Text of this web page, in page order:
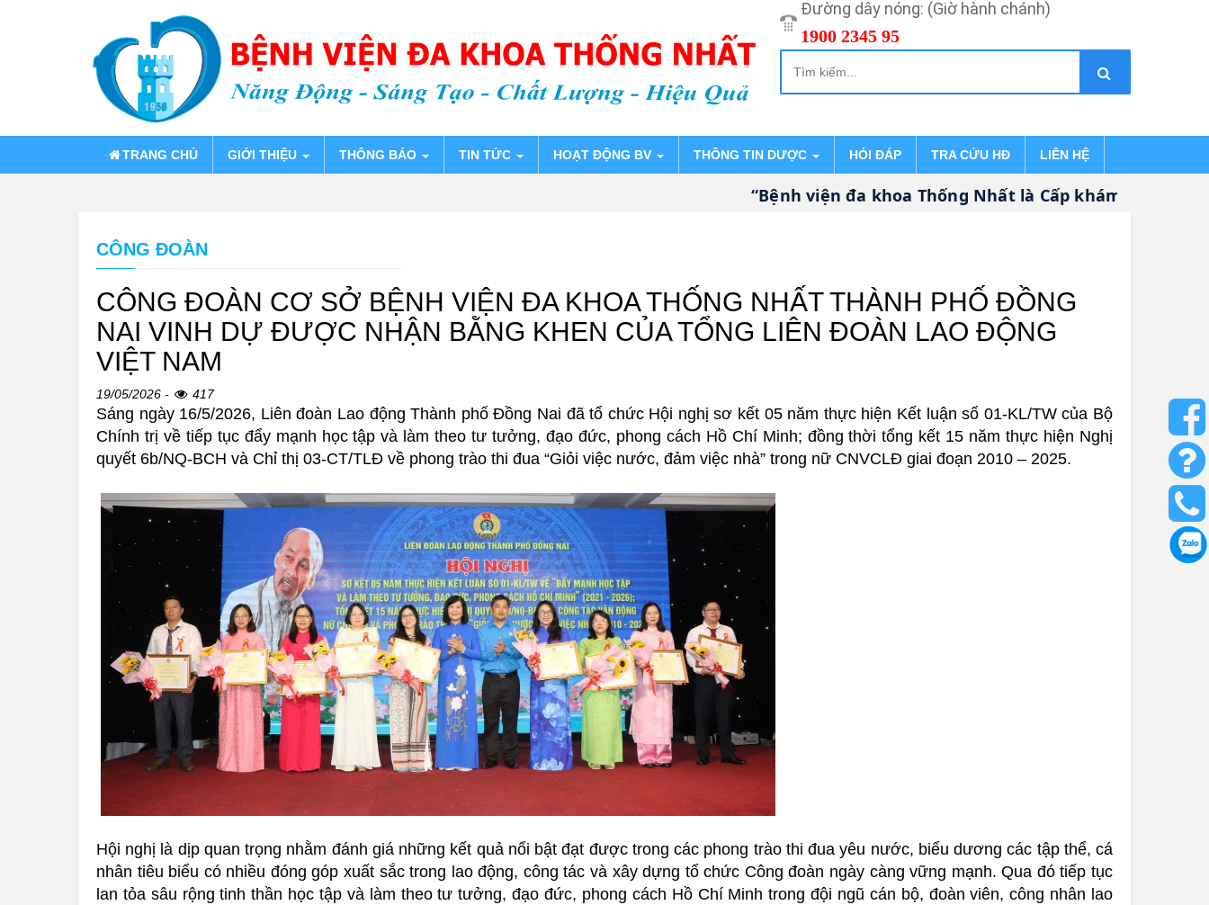
Đường dây nóng: (Giờ hành chánh)
1900 2345 95
TRANG CHỦ GIỚI THIỆU THÔNG BÁO TIN TỨC HOẠT ĐỘNG BV THÔNG TIN DƯỢC HỎI ĐÁP TRA CỨU HĐ LIÊN HỆ
“Bệnh viện đa khoa Thống Nhất là Cấp khám bệnh, chữa bệnh
CÔNG ĐOÀN
CÔNG ĐOÀN CƠ SỞ BỆNH VIỆN ĐA KHOA THỐNG NHẤT THÀNH PHỐ ĐỒNG
NAI VINH DỰ ĐƯỢC NHẬN BẰNG KHEN CỦA TỔNG LIÊN ĐOÀN LAO ĐỘNG
VIỆT NAM
19/05/2026 - 417
Sáng ngày 16/5/2026, Liên đoàn Lao động Thành phố Đồng Nai đã tổ chức Hội nghị sơ kết 05 năm thực hiện Kết luận số 01-KL/TW của Bộ
Chính trị về tiếp tục đẩy mạnh học tập và làm theo tư tưởng, đạo đức, phong cách Hồ Chí Minh; đồng thời tổng kết 15 năm thực hiện Nghị
quyết 6b/NQ-BCH và Chỉ thị 03-CT/TLĐ về phong trào thi đua “Giỏi việc nước, đảm việc nhà” trong nữ CNVCLĐ giai đoạn 2010 – 2025.
Hội nghị là dịp quan trọng nhằm đánh giá những kết quả nổi bật đạt được trong các phong trào thi đua yêu nước, biểu dương các tập thể, cá
nhân tiêu biểu có nhiều đóng góp xuất sắc trong lao động, công tác và xây dựng tổ chức Công đoàn ngày càng vững mạnh. Qua đó tiếp tục
lan tỏa sâu rộng tinh thần học tập và làm theo tư tưởng, đạo đức, phong cách Hồ Chí Minh trong đội ngũ cán bộ, đoàn viên, công nhân lao